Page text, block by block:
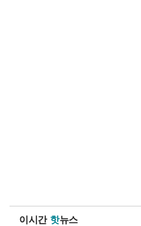
이시간 핫뉴스